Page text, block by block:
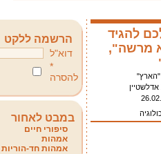
להגיד
מרשה",
"הארץ"
הרשמה ללקט
דוא"ל
*
להסרה
במבט לאחור
סיפורי חיים
אמהות
אמהות חד-הוריות